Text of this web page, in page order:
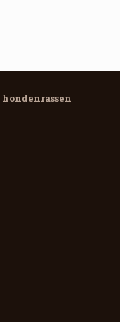
hondenrassen